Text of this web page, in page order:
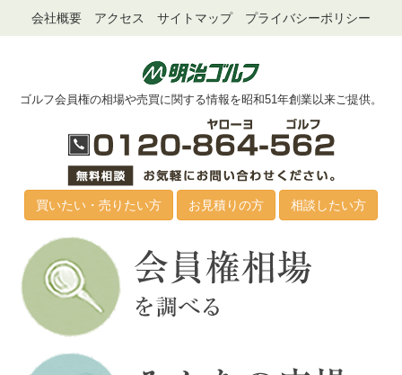
会社概要 アクセス サイトマップ プライバシーポリシー
ゴルフ会員権の相場や売買に関する情報を昭和51年創業以来ご提供。
買いたい・売りたい方 お見積りの方 相談したい方